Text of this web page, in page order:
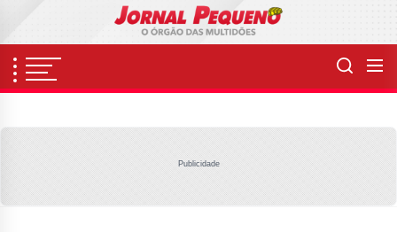
content
Publicidade